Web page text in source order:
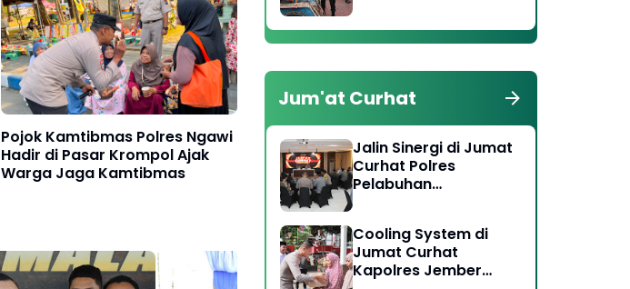
Pojok Kamtibmas Polres Ngawi
Hadir di Pasar Krompol Ajak
Warga Jaga Kamtibmas
Bingkisan Lebaran
Jum'at Curhat
Jalin Sinergi di Jumat
Curhat Polres
Pelabuhan
Kamtibmas
Cooling System di
Jumat Curhat
Kapolres Jember